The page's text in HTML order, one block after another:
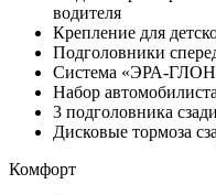
водителя
Крепление для
Подголовники
Система «ЭРА-
Набор автомобилиста
3 подголовника сзади
Дисковые тормоза
Комфорт